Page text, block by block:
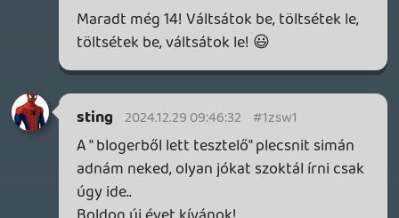
2024.12.24 22:46:24
Stadia HUN 2024.12.25 11:12:36 #1zskj
5QX981A6859A257B7A
BB39628A96D021EFE9
Necroman Mk2